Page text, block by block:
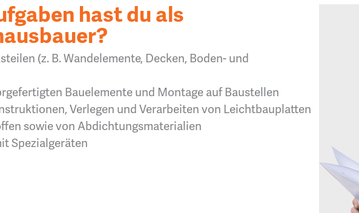
hast du als
(z. B. Wandelemente, Decken, Boden- und
Bauelemente und Montage auf Baustellen
Verlegen und Verarbeiten von Leichtbauplatten
sowie von Abdichtungsmaterialien
Spezialgeräten